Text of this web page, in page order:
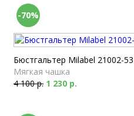
-70%
Бюстгальтер Milabel 21002-53
Мягкая чашка
4 100 р. 1 230 р.